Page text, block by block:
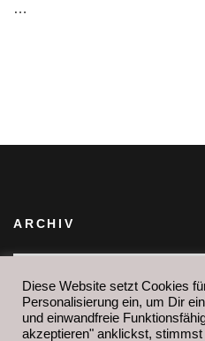
…
ARCHIV
IHR FINDET MICH
Diese Website setzt Cookies
Personalisierung ein, um Dir
und einwandfreie
akzeptieren" anklickst,